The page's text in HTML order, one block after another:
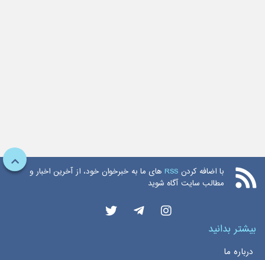
با اضافه کردن RSS های ما به خبرخوان خود، از آخرین اخبار و
مطالب سایت آگاه شوید
بیشتر بدانید
درباره ما